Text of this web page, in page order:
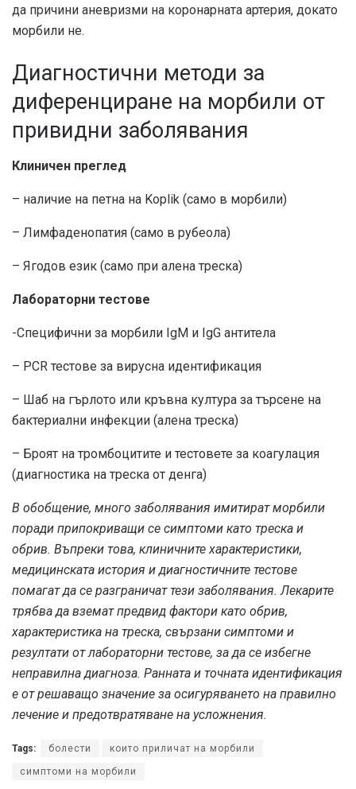
да причини аневризми на коронарната артерия, докато
морбили не.
Диагностични методи за
диференциране на морбили от
привидни заболявания
Клиничен преглед
– наличие на петна на Koplik (само в морбили)
– Лимфаденопатия (само в рубеола)
– Ягодов език (само при алена треска)
Лабораторни тестове
-Специфични за морбили IgM и IgG антитела
– PCR тестове за вирусна идентификация
– Шаб на гърлото или кръвна култура за търсене на
бактериални инфекции (алена треска)
– Броят на тромбоцитите и тестовете за коагулация
(диагностика на треска от денга)
В обобщение, много заболявания имитират морбили
поради припокриващи се симптоми като треска и
обрив. Въпреки това, клиничните характеристики,
медицинската история и диагностичните тестове
помагат да се разграничат тези заболявания. Лекарите
трябва да вземат предвид фактори като обрив,
характеристика на треска, свързани симптоми и
резултати от лабораторни тестове, за да се избегне
неправилна диагноза. Ранната и точната идентификация
е от решаващо значение за осигуряването на правилно
лечение и предотвратяване на усложнения.
Tags: болести които приличат на морбили
симптоми на морбили